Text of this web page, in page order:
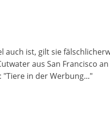
ist, gilt sie
aus San Francisco
in der Werbung..."